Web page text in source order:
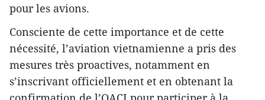
pour les avions.
Consciente de cette importance et de cette
nécessité, l’aviation vietnamienne a pris des
mesures très proactives, notamment en
s’inscrivant officiellement et en obtenant la